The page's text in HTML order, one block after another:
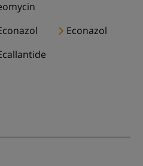
Econazol